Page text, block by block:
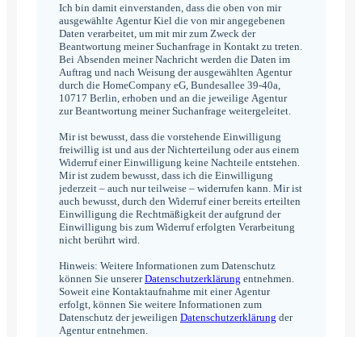
Ich bin damit einverstanden, dass die oben von mir
ausgewählte Agentur Kiel die von mir angegebenen
Daten verarbeitet, um mit mir zum Zweck der
Beantwortung meiner Suchanfrage in Kontakt zu treten.
Bei Absenden meiner Nachricht werden die Daten im
Auftrag und nach Weisung der ausgewählten Agentur
durch die HomeCompany eG, Bundesallee 39-40a,
10717 Berlin, erhoben und an die jeweilige Agentur
zur Beantwortung meiner Suchanfrage weitergeleitet.
Mir ist bewusst, dass die vorstehende Einwilligung
freiwillig ist und aus der Nichterteilung oder aus einem
Widerruf einer Einwilligung keine Nachteile entstehen.
Mir ist zudem bewusst, dass ich die Einwilligung
jederzeit – auch nur teilweise – widerrufen kann. Mir ist
auch bewusst, durch den Widerruf einer bereits erteilten
Einwilligung die Rechtmäßigkeit der aufgrund der
Einwilligung bis zum Widerruf erfolgten Verarbeitung
nicht berührt wird.
Hinweis: Weitere Informationen zum Datenschutz
können Sie unsererDatenschutzerklärung entnehmen.
Soweit eine Kontaktaufnahme mit einer Agentur
erfolgt, können Sie weitere Informationen zum
Datenschutz der jeweiligen Datenschutzerklärung der
Agentur entnehmen.